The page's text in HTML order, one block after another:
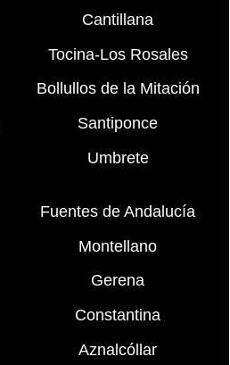
Cantillana
Tocina-Los Rosales
Bollullos de la Mitación
Santiponce
Umbrete
Fuentes de Andalucía
Montellano
Gerena
Constantina
Aznalcóllar